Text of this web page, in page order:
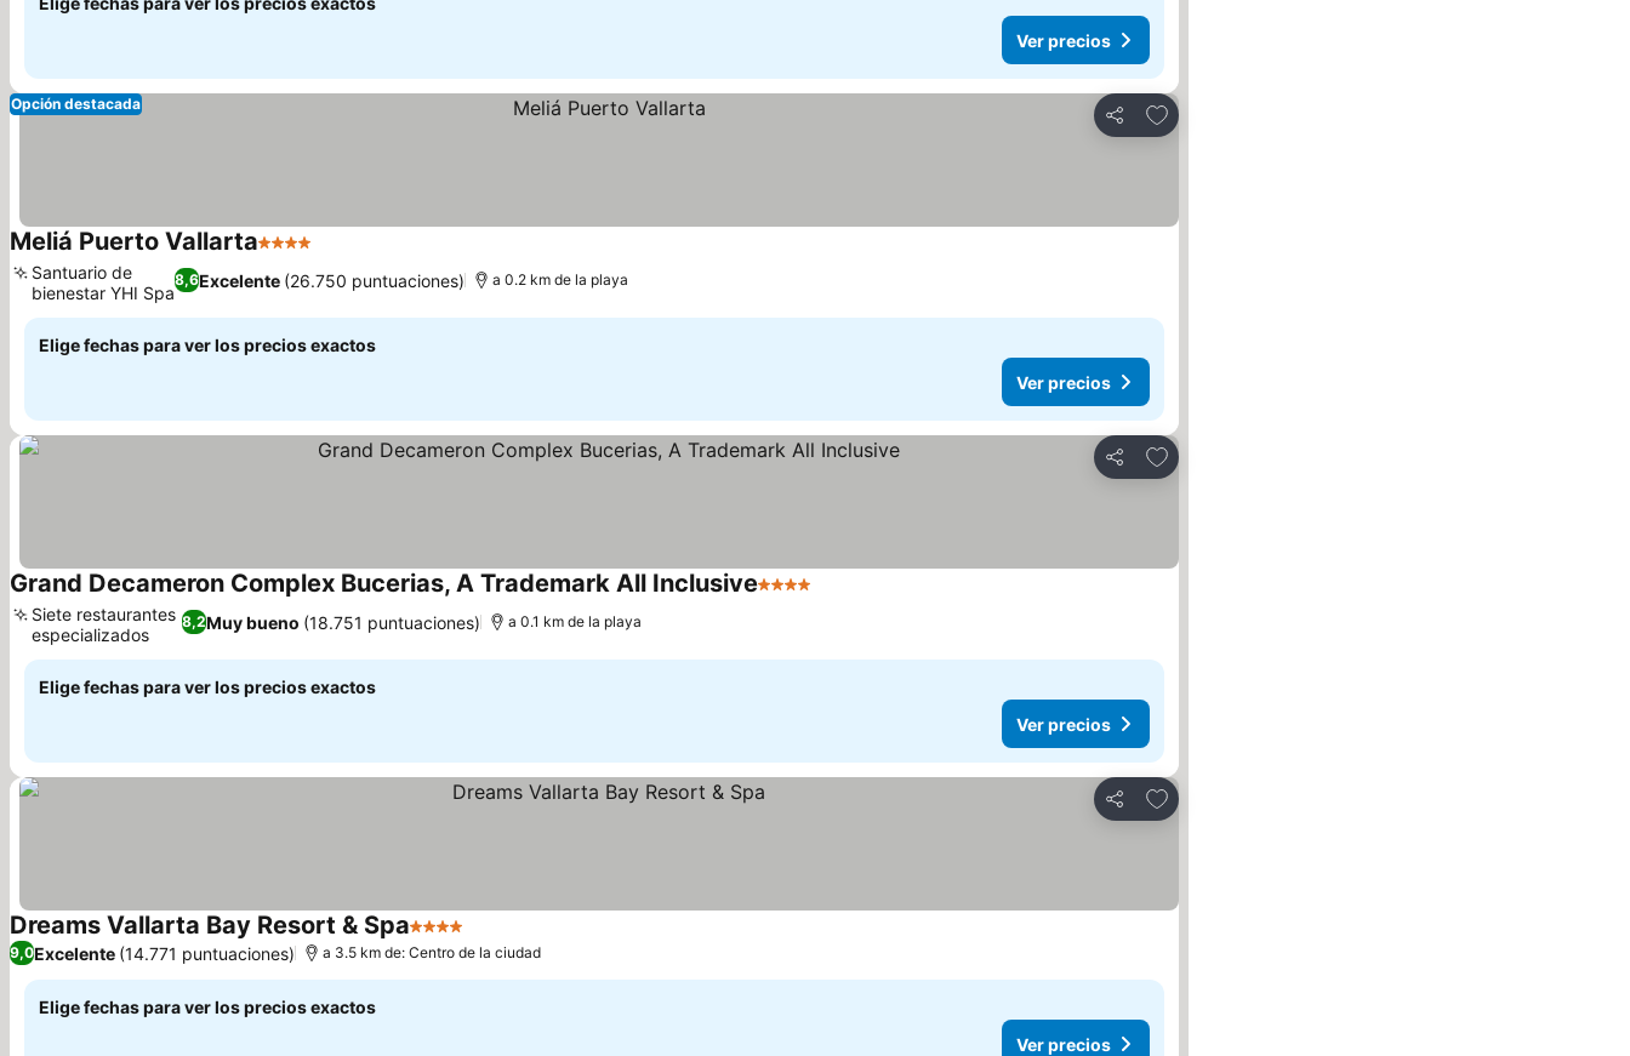
Ver precios
Compartir
Agregar a favoritos
Opción destacada
Meliá Puerto Vallarta4 Estrellas
8,6Excelente (26.750 puntuaciones)
Santuario de
bienestar YHI Spa
a 0.2 km de la playa
Elige fechas para ver los precios exactos
Ver precios
Compartir
Agregar a favoritos
Grand Decameron Complex Bucerias, A Trademark All Inclusive4 Estrellas
8,2Muy bueno (18.751 puntuaciones)
Siete restaurantes
especializados
a 0.1 km de la playa
Elige fechas para ver los precios exactos
Ver precios
Compartir
Agregar a favoritos
Dreams Vallarta Bay Resort & Spa4 Estrellas
9,0Excelente (14.771 puntuaciones) a 3.5 km de: Centro de la ciudad
Elige fechas para ver los precios exactos
Ver precios